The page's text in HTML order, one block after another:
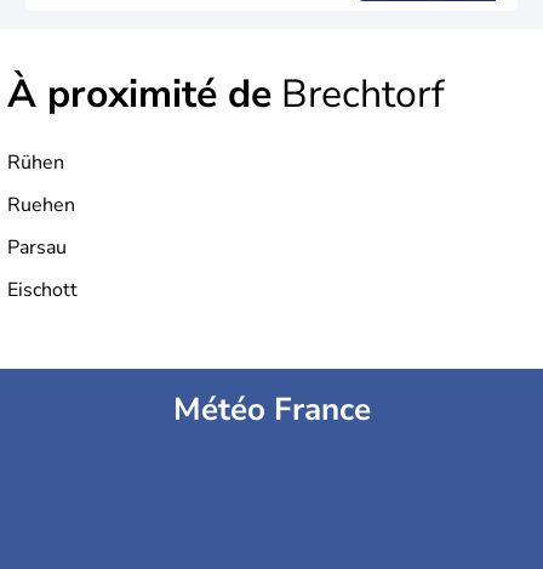
À proximité de Brechtorf
Rühen
Ruehen
Parsau
Eischott
Météo France